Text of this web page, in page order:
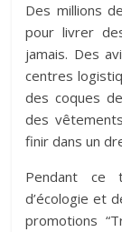
Des millions
pour livrer
jamais. Des
centres
des coques
des
finir dans un
Pendant ce
d’écologie et
promotions